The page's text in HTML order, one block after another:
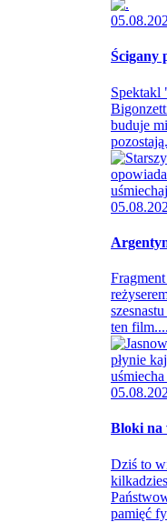
Ścigany
Spektakl
buduje
ten film....
Bloki na
Dziś to
pamięć